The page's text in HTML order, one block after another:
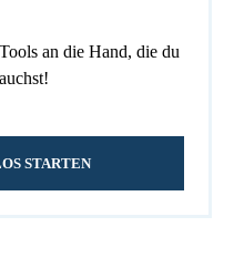
an die Hand, die du
STARTEN